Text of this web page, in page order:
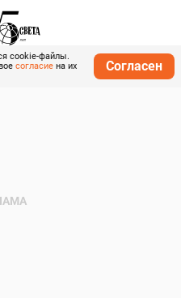
cookie-файлы.
согласие на их
Согласен